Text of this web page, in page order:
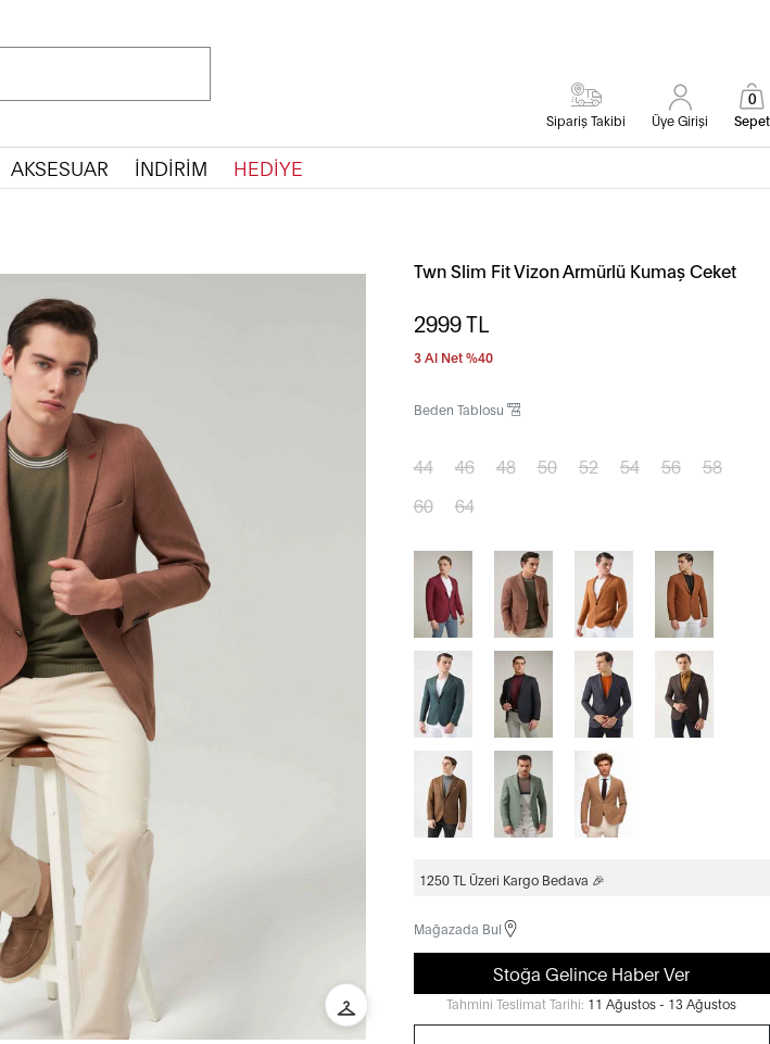
Sipariş Takibi Üye Girişi Sepet
0
AKSESUAR İNDİRİM HEDİYE
Twn Slim Fit Vizon Armürlü Kumaş Ceket
2999TL
3 Al Net %40
Beden Tablosu
44 46 48 50 52 54 56
58
60
64
1250 TL Üzeri Kargo Bedava 🎉
Mağazada Bul
Stoğa Gelince Haber Ver
Tahmini Teslimat Tarihi: 11 Ağustos - 13 Ağustos